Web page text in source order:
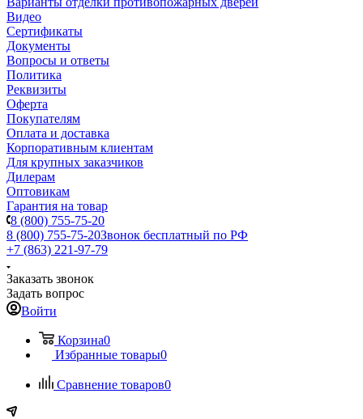
Видео
Сертификаты
Документы
Вопросы и ответы
Политика
Реквизиты
Оферта
Покупателям
Оплата и доставка
Корпоративным клиентам
Для крупных заказчиков
Дилерам
Оптовикам
Гарантия на товар
8 (800) 755-75-20
8 (800) 755-75-20Звонок бесплатный по РФ
+7 (863) 221-97-79
Заказать звонок
Задать вопрос
Войти
Корзина0
Избранные товары0
Сравнение товаров0